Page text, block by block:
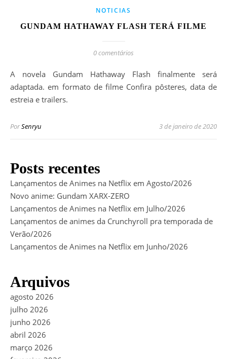
NOTICIAS
GUNDAM HATHAWAY FLASH TERÁ FILME
0 comentários
A novela Gundam Hathaway Flash finalmente será
adaptada. em formato de filme Confira pôsteres, data de
estreia e trailers.
PorSenryu 3 de janeiro de 2020
Posts recentes
Lançamentos de Animes na Netflix em Agosto/2026
Novo anime: Gundam XARX-ZERO
Lançamentos de Animes na Netflix em Julho/2026
Lançamentos de animes da Crunchyroll pra temporada de
Verão/2026
Lançamentos de Animes na Netflix em Junho/2026
Arquivos
agosto 2026
julho 2026
junho 2026
abril 2026
março 2026